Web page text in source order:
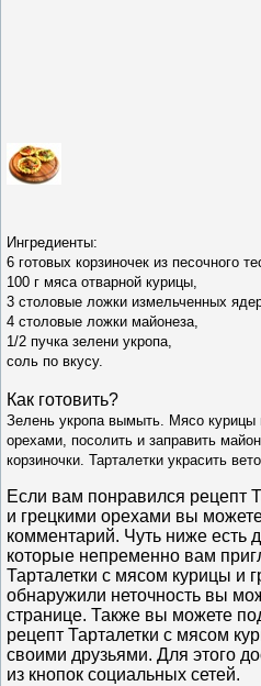
Ингредиенты:
6 готовых корзиночек из песочного
100 г мяса отварной курицы,
3 столовые ложки измельченных
4 столовые ложки майонеза,
1/2 пучка зелени укропа,
соль по вкусу.
Как готовить?
Зелень укропа вымыть. Мясо курицы
орехами, посолить и заправить
корзиночки. Тарталетки украсить
Если вам понравился рецепт
и грецкими орехами вы
комментарий. Чуть ниже есть
которые непременно вам
Тарталетки с мясом курицы и
обнаружили неточность вы
странице. Также вы можете
рецепт Тарталетки с мясом
своими друзьями. Для этого
из кнопок социальных сетей.